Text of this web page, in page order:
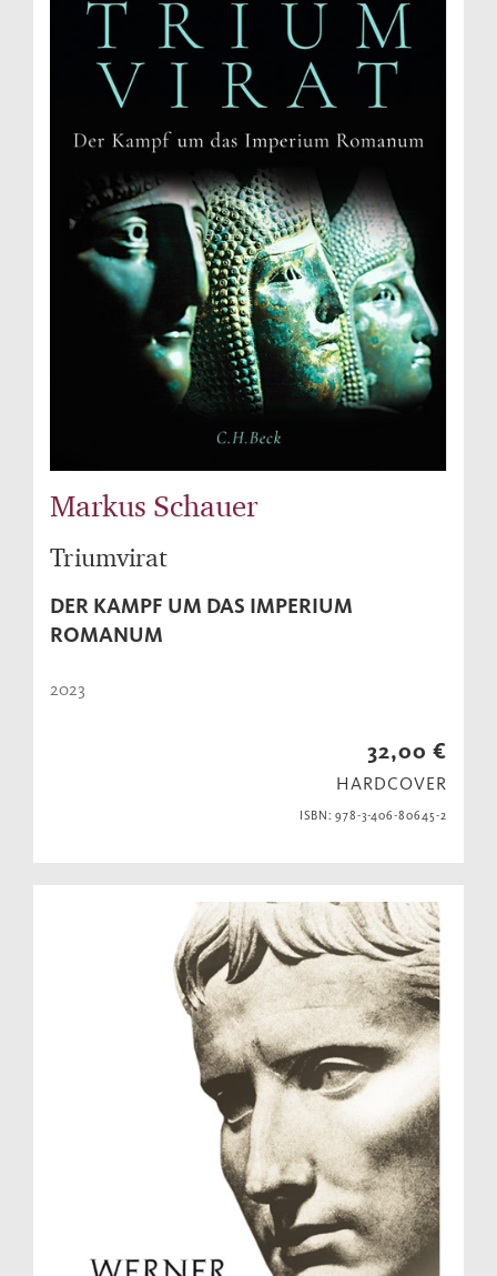
Markus Schauer
Triumvirat
DER KAMPF UM DAS IMPERIUM
ROMANUM
2023
32,00 €
HARDCOVER
ISBN: 978-3-406-80645-2